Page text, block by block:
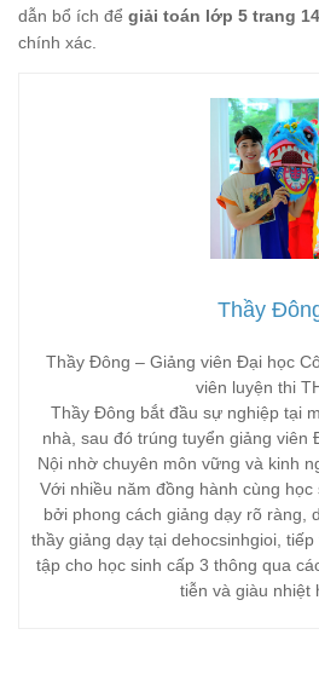
dẫn bổ ích để giải toán lớp 5 trang
chính xác.
Thầy
Thầy Đông – Giảng viên Đại học
viên luyện thi
Thầy Đông bắt đầu sự nghiệp tại
nhà, sau đó trúng tuyển giảng viên
Nội nhờ chuyên môn vững và kinh
Với nhiều năm đồng hành cùng
bởi phong cách giảng dạy rõ ràng,
thầy giảng dạy tại dehocsinhgioi,
tập cho học sinh cấp 3 thông qua
tiễn và giàu nhiệt